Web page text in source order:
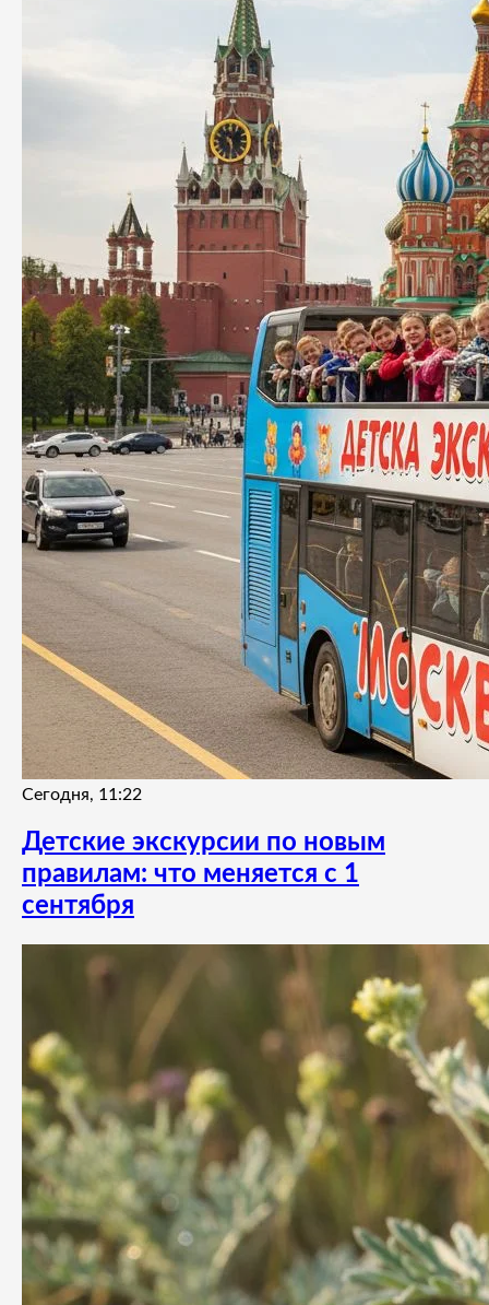
Сегодня, 11:22
Детские экскурсии по новым
правилам: что меняется с 1
сентября